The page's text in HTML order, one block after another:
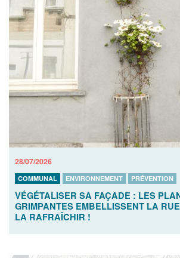
28/07/2026
COMMUNAL ENVIRONNEMENT PRÉVENTION
VÉGÉTALISER SA FAÇADE : LES
GRIMPANTES EMBELLISSENT LA
LA RAFRAÎCHIR !